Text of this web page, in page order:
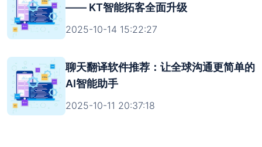
—— KT智能拓客全面升级
2025-10-14 15:22:27
聊天翻译软件推荐：让全球沟通更简单的
AI智能助手
2025-10-11 20:37:18